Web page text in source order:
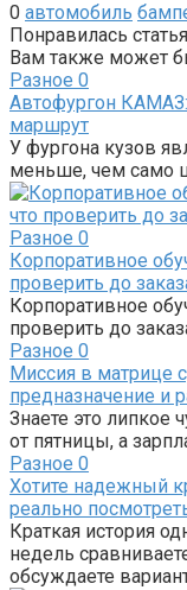
0 автомобиль
Понравилась
Вам также может
Разное 0
Автофургон КАМАЗ:
маршрут
У фургона кузов
меньше, чем само
Разное 0
Корпоративное
проверить до
Корпоративное
проверить до
Разное 0
Миссия в матрице
предназначение и
Знаете это липкое
от пятницы, а
Разное 0
Хотите надежный
реально
Краткая история
недель
обсуждаете